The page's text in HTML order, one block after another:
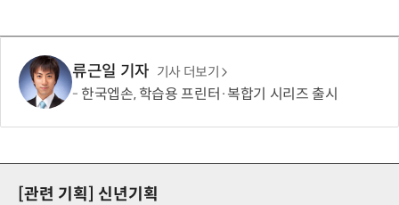
류근일 기자 기사 더보기
한국엡손, 학습용 프린터·복합기 시리즈 출시
[관련 기획]
신년기획